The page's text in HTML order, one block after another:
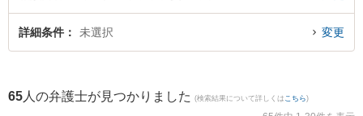
上対策のトラブル解決の実績豊富な近くの弁護士を検索したい』『初回相談無
料で炎上対策を法律相談できる北海道内の弁護士に相談予約したい』などでお
詳細条件 未選択 変更
65 人の弁護士が見つかりました (検索結果について詳しくは こちら)